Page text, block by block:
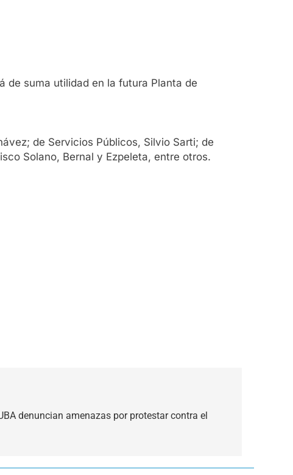
de suma utilidad en la futura Planta de
de Servicios Públicos, Silvio Sarti; de
Solano, Bernal y Ezpeleta, entre otros.
denuncian amenazas por protestar contra el